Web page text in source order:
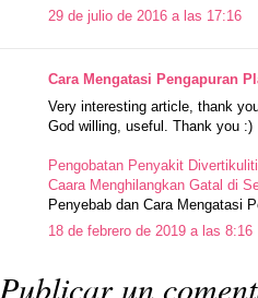
29 de julio de 2016 a las 17:16
Cara Mengatasi Pengapuran
Very interesting article, thank
God willing, useful. Thank you :)
Pengobatan Penyakit
Caara Menghilangkan Gatal di
Penyebab dan Cara Mengatasi
18 de febrero de 2019 a las 8:16
Publicar un